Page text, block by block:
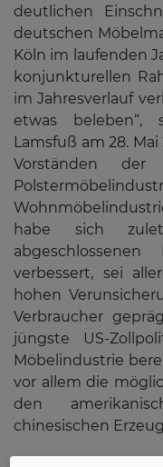
deutlichen
deutschen
Köln im laufenden
konjunkturellen
im Jahresverlauf
etwas beleben“,
Lamsfuß am 28.
Vorständen der
habe sich
verbessert, sei
hohen
Verbraucher
jüngste US-
Möbelindustrie
vor allem die
den
chinesischen